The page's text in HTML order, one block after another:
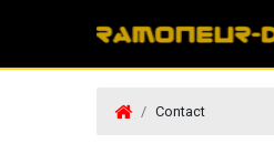
Contact